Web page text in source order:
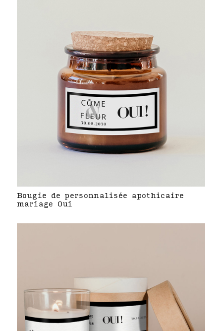
Bougie de personnalisée apothicaire
mariage Oui